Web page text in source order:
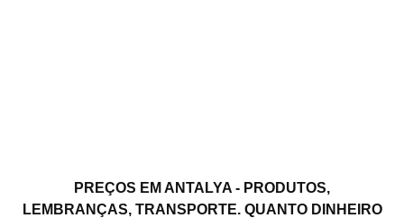
PREÇOS EM ANTALYA - PRODUTOS,
LEMBRANÇAS, TRANSPORTE. QUANTO DINHEIRO